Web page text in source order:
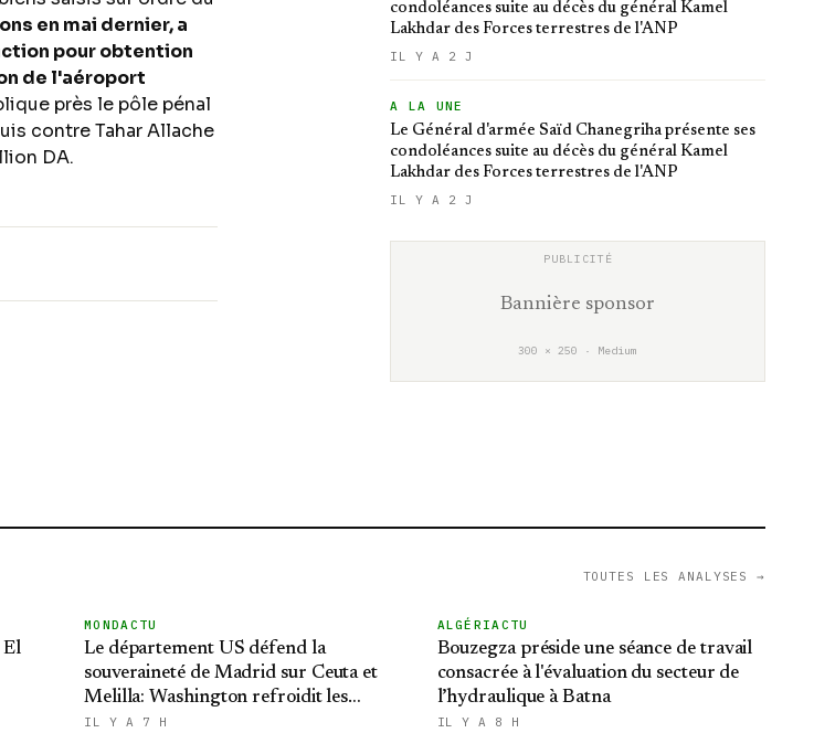
en mai dernier, a
pour obtention
de l'aéroport
près le pôle pénal
contre Tahar Allache
DA.
condoléances suite au décès du général Kamel
Lakhdar des Forces terrestres de l'ANP
IL Y A 2 J
A LA UNE
Le Général d'armée Saïd Chanegriha présente ses
condoléances suite au décès du général Kamel
Lakhdar des Forces terrestres de l'ANP
IL Y A 2 J
Bannière sponsor
300 × 250 · Medium
TOUTES LES ANALYSES →
El
MONDACTU
Le département US défend la
souveraineté de Madrid sur Ceuta et
Melilla: Washington refroidit les
ambitions expansionnistes du Makhzen
IL Y A 7 H
ALGÉRIACTU
Bouzegza préside une séance de travail
consacrée à l'évaluation du secteur de
l’hydraulique à Batna
IL Y A 8 H